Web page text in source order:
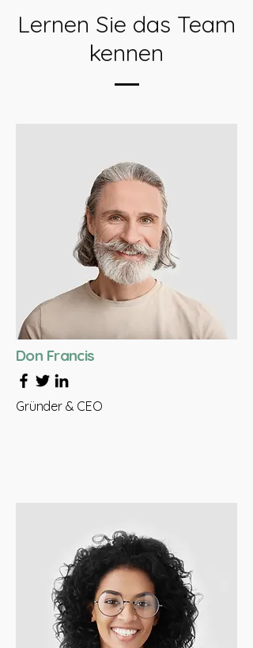
Lernen Sie das Team
kennen
Don Francis
Gründer & CEO